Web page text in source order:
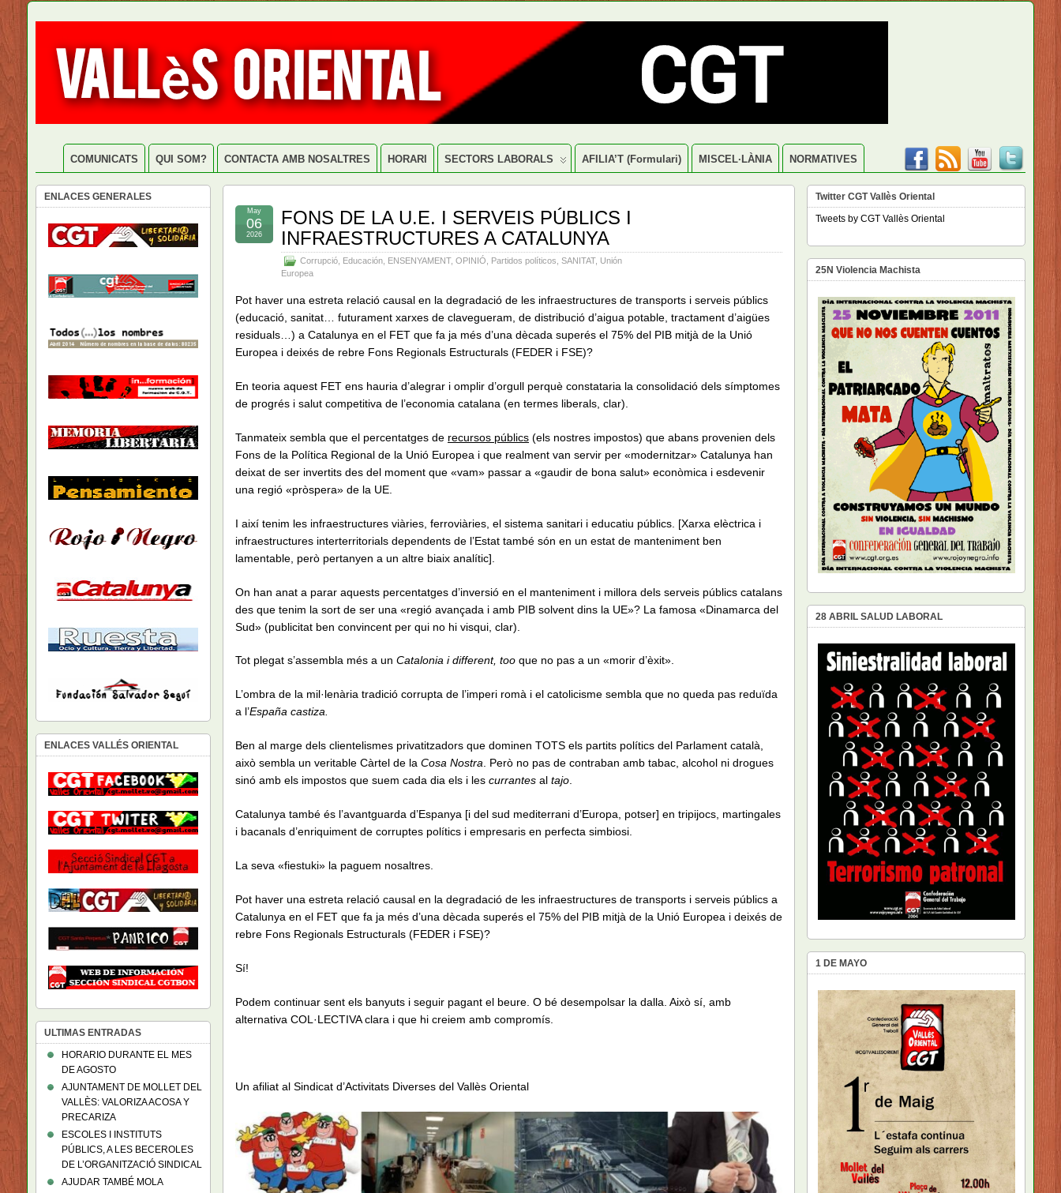
COMUNICATS QUI SOM? CONTACTA AMB NOSALTRES HORARI SECTORS LABORALS AFILIA’T (formulari) MISCEL·LÀNIA NORMATIVES
FONS DE LA U.E. I SERVEIS PÚBLICS I
INFRAESTRUCTURES A CATALUNYA
Corrupció Educación ENSENYAMENT, OPINIÓ Partidos políticos SANITAT, Unión
Europea
May
06
2026
Pot haver una estreta relació causal en la degradació de les infraestructures de transports i serveis públics
(educació, sanitat… futurament xarxes de clavegueram, de distribució d’aigua potable, tractament d’aigües
residuals…) a Catalunya en el FET que fa ja més d’una dècada superés el 75% del PIB mitjà de la Unió
Europea i deixés de rebre Fons Regionals Estructurals (FEDER i FSE)?
En teoria aquest FET ens hauria d’alegrar i omplir d’orgull perquè constataria la consolidació dels símptomes
de progrés i salut competitiva de l’economia catalana (en termes liberals, clar).
Tanmateix sembla que el percentatges de recursos públics (els nostres impostos) que abans provenien dels
Fons de la Política Regional de la Unió Europea i que realment van servir per «modernitzar» Catalunya han
deixat de ser invertits des del moment que «vam» passar a «gaudir de bona salut» econòmica i esdevenir
una regió «pròspera» de la UE.
I així tenim les infraestructures viàries, ferroviàries, el sistema sanitari i educatiu públics. [Xarxa elèctrica i
infraestructures interterritorials dependents de l’Estat també són en un estat de manteniment ben
lamentable, però pertanyen a un altre biaix analític].
On han anat a parar aquests percentatges d’inversió en el manteniment i millora dels serveis públics catalans
des que tenim la sort de ser una «regió avançada i amb PIB solvent dins la UE»? La famosa «Dinamarca del
Sud» (publicitat ben convincent per qui no hi visqui, clar).
Tot plegat s’assembla més a un Catalonia i different, too que no pas a un «morir d’èxit».
L’ombra de la mil·lenària tradició corrupta de l’imperi romà i el catolicisme sembla que no queda pas reduïda
a l’España castiza.
Ben al marge dels clientelismes privatitzadors que dominen TOTS els partits polítics del Parlament català,
això sembla un veritable Càrtel de la Cosa Nostra . Però no pas de contraban amb tabac, alcohol ni drogues
sinó amb els impostos que suem cada dia els i les currantes al tajo
Catalunya també és l’avantguarda d’Espanya [i del sud mediterrani d’Europa, potser] en tripijocs, martingales
i bacanals d’enriquiment de corruptes polítics i empresaris en perfecta simbiosi.
La seva «fiestuki» la paguem nosaltres.
Pot haver una estreta relació causal en la degradació de les infraestructures de transports i serveis públics a
Catalunya en el FET que fa ja més d’una dècada superés el 75% del PIB mitjà de la Unió Europea i deixés de
rebre Fons Regionals Estructurals (FEDER i FSE)?
Sí!
Podem continuar sent els banyuts i seguir pagant el beure. O bé desempolsar la dalla. Això sí, amb
alternativa COL·LECTIVA clara i que hi creiem amb compromís.
Un afiliat al Sindicat d’Activitats Diverses del Vallès Oriental
ENLACES GENERALES
ENLACES VALLÉS ORIENTAL
ULTIMAS ENTRADAS
HORARIO DURANTE EL MES
DE AGOSTO
AJUNTAMENT DE MOLLET DEL
VALLÈS: VALORIZA ACOSA Y
PRECARIZA
ESCOLES I INSTITUTS
PÚBLICS, A LES BECEROLES
DE L’ORGANITZACIÓ SINDICAL
AJUDAR TAMBÉ MOLA
Twitter CGT Vallès Oriental
Tweets by CGT Vallès Oriental
25N Violencia Machista
28 ABRIL SALUD LABORAL
1 DE MAYO